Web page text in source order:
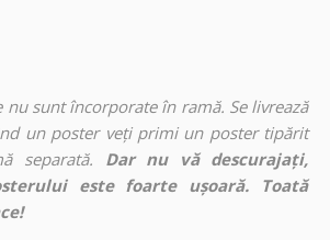
nu sunt încorporate în ramă. Se livrează
un poster veți primi un poster tipărit
separată.
Dar nu vă descurajați,
este foarte ușoară. Toată